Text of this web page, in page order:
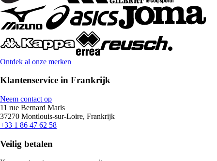
Ontdek al onze merken
Klantenservice in Frankrijk
Neem contact op
11 rue Bernard Maris
37270 Montlouis-sur-Loire, Frankrijk
+33 1 86 47 62 58
Veilig betalen